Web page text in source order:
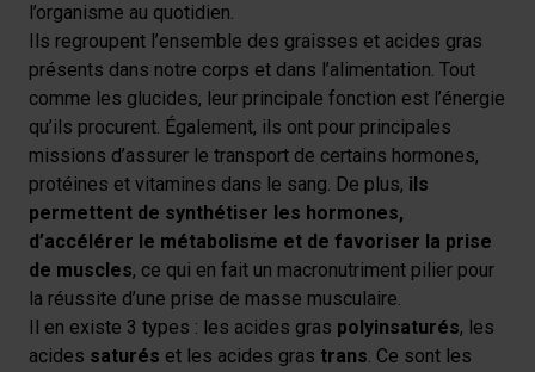
Les cookies nous permettent de personnaliser le contenu
et les annonces, afin de vous offrir des fonctionnalités
relatives aux médias sociaux et de nous permettre une
analyse du trafic. Nous partageons également des
informations sur votre utilisation de notre site avec nos
partenaires de médias sociaux, de publicité et analyse,
qui peuvent combiner celles-ci avec des informations
autres que vous leur avez fournies par ailleurs ou
collectées lors de votre utilisation de leurs services.
l’organisme au quotidien.
Ils regroupent l’ensemble des graisses et acides gras
présents dans notre corps et dans l’alimentation. Tout
comme les glucides, leur principale fonction est l’énergie
qu’ils procurent. Également, ils ont pour principales
missions d’assurer le transport de certains hormones,
protéines et vitamines dans le sang. De plus, ils
permettent de synthétiser les hormones,
d’accélérer le métabolisme et de favoriser la prise
de muscles, ce qui en fait un macronutriment pilier pour
la réussite d’une prise de masse musculaire.
Il en existe 3 types : les acides gras polyinsaturés, les
acides saturés et les acides gras trans. Ce sont les